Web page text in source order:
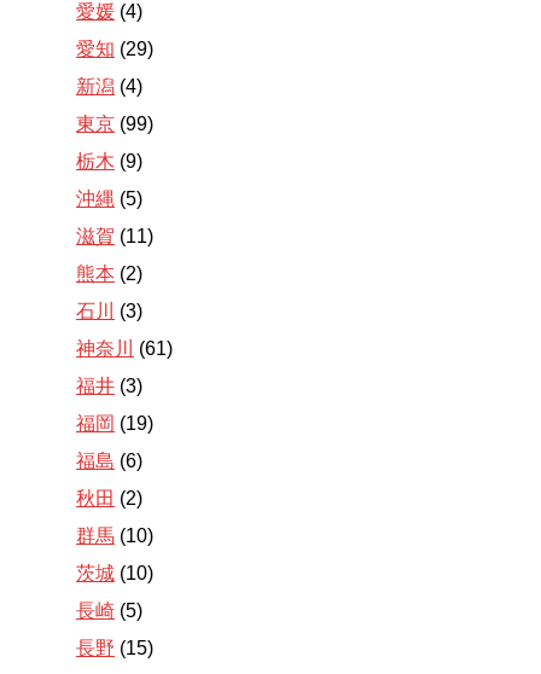
愛媛 (4)
愛知 (29)
新潟 (4)
東京 (99)
栃木 (9)
沖縄 (5)
滋賀 (11)
熊本 (2)
石川
(3)
神奈川
(61)
福井 (3)
福岡 (19)
福島 (6)
秋田 (2)
群馬 (10)
茨城 (10)
長崎 (5)
長野 (15)